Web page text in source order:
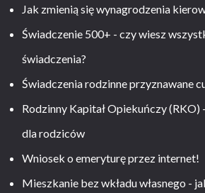
Jak zmienią się wynagrodzenia
Świadczenie 500+ - czy wiesz
świadczenia?
Świadczenia rodzinne przyznawane
Rodzinny Kapitał Opiekuńczy (RKO)
dla rodziców
Wniosek o emeryturę przez internet!
Mieszkanie bez wkładu własnego -